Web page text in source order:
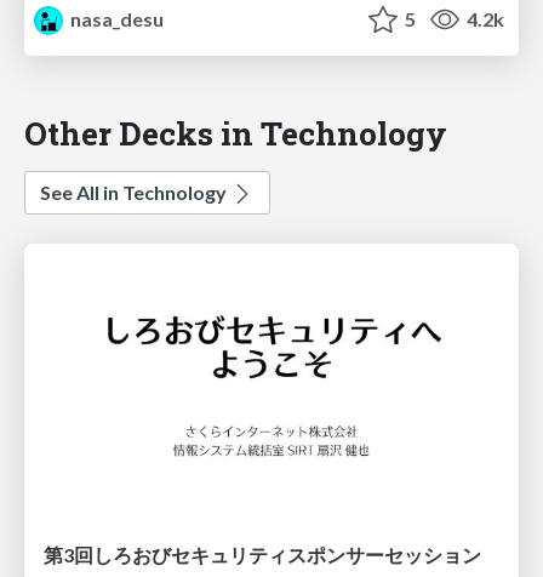
nasa_desu 5 4.2k
Other Decks in Technology
See All in Technology
第3回しろおびセキュリティスポンサーセッション